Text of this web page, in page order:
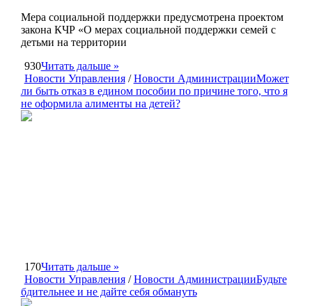
Мера социальной поддержки предусмотрена проектом
закона КЧР «О мерах социальной поддержки семей с
детьми на территории
Читать дальше »
930
Новости Управления/Новости АдминистрацииМожет
ли быть отказ в едином пособии по причине того, что я
не оформила алименты на детей?
Читать дальше »
170
Новости Управления/Новости АдминистрацииБудьте
бдительнее и не дайте себя обмануть